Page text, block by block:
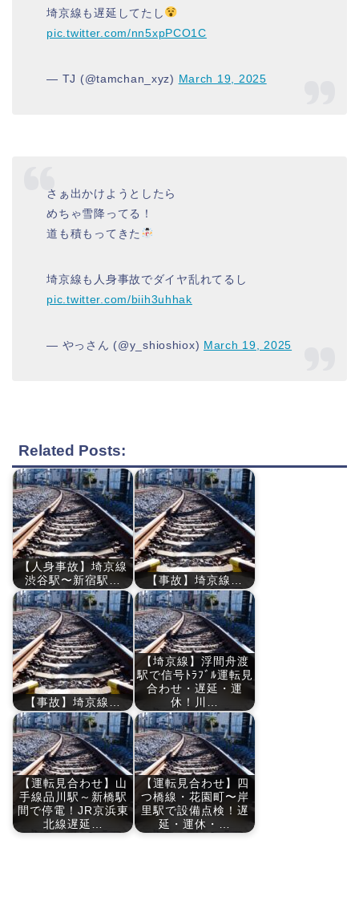
埼京線も遅延してたし
pic.twitter.com/nn5xpPCO1C
— TJ (@tamchan_xyz) March 19, 2025
さぁ出かけようとしたら
めちゃ雪降ってる！
道も積もってきた
埼京線も人身事故でダイヤ乱れてるし
pic.twitter.com/biih3uhhak
— やっさん (@y_shioshiox) March 19, 2025
Related Posts:
【人身事故】埼京線
渋谷駅〜新宿駅…
【事故】埼京線…
【事故】埼京線…
【埼京線】浮間舟渡
駅で信号ﾄﾗﾌﾞﾙ運転見
合わせ・遅延・運
休！川…
【運転見合わせ】山
手線品川駅～新橋駅
間で停電！JR京浜東
北線遅延…
【運転見合わせ】四
つ橋線・花園町〜岸
里駅で設備点検！遅
延・運休・…